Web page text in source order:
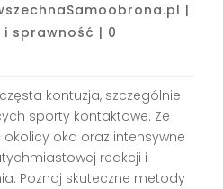
|
i sprawność | 0
kontuzja, szczególnie
sporty kontaktowe. Ze
oka oraz intensywne
reakcji i
Poznaj skuteczne metody